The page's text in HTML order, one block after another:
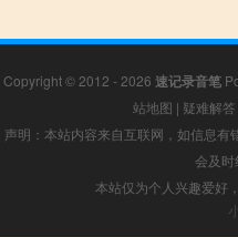
Copyright © 2012 - 2026 速记录音笔
站地图 | 疑难解答
声明：本站内容来自互联网，如信息
会及
本站仅为个人兴趣爱好